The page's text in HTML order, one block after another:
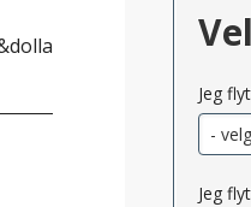
333
Jeg
Jeg